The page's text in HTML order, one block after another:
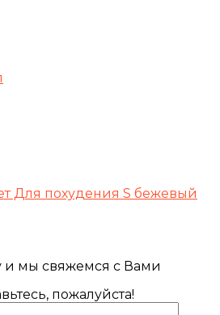
Для похудения S бежевый
и мы свяжемся с Вами
пожалуйста!